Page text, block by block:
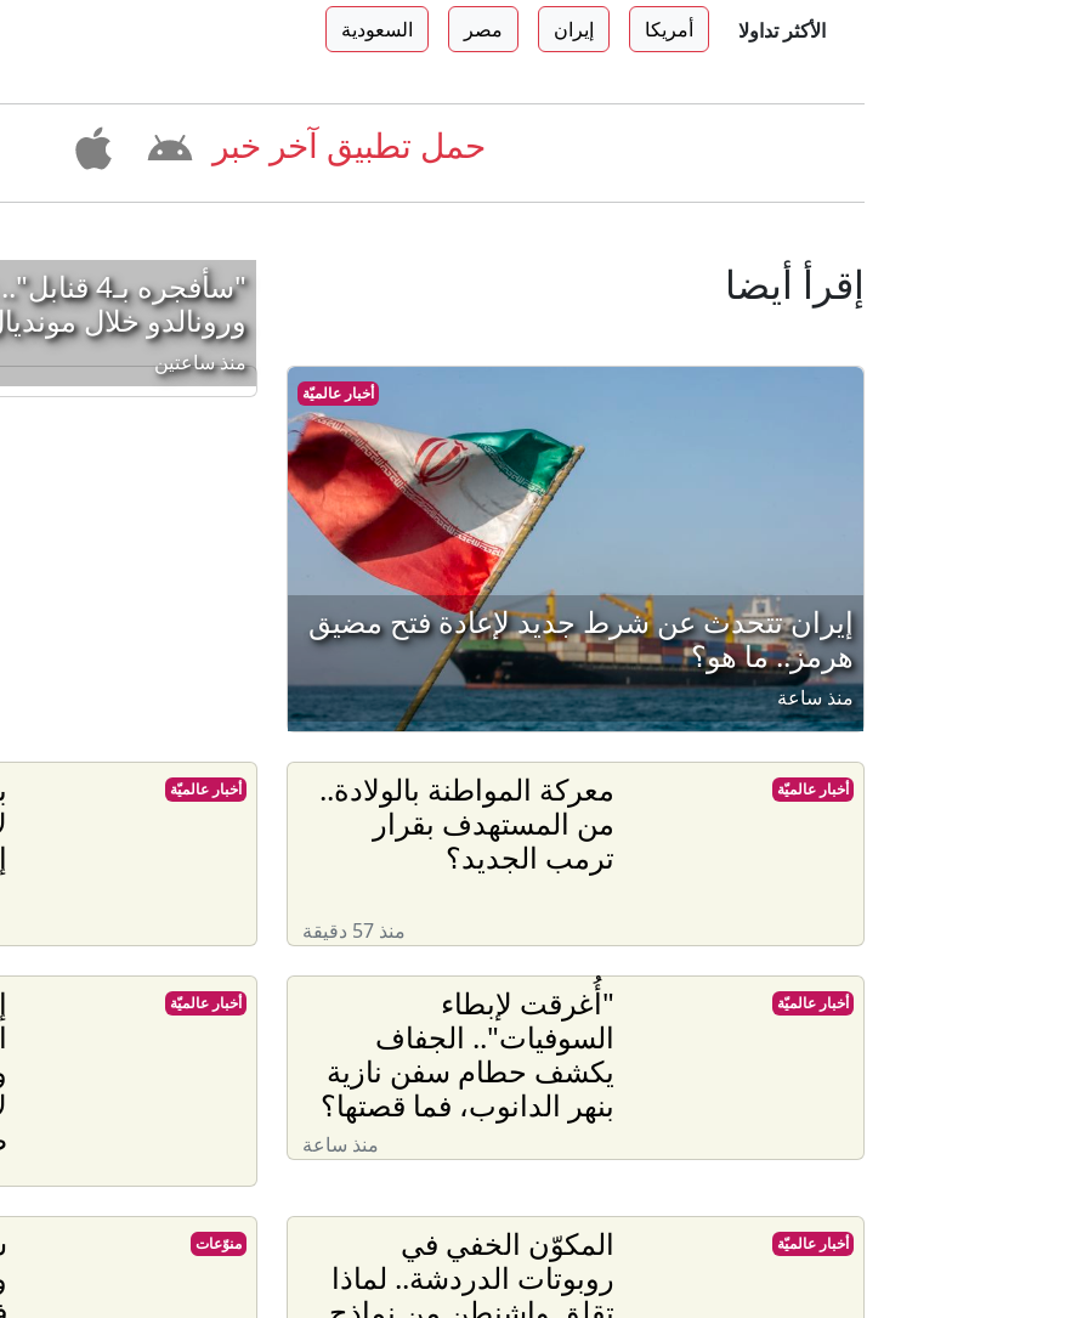
الأكثر تداولا أمريكا إيران مصر السعودية
حمل تطبيق آخر خبر
إقرأ أيضا
أخبار عالميّة
إيران تتحدث عن شرط جديد لإعادة فتح مضيق
هرمز.. ما هو؟
منذ ساعة
"سأفجره
ورونالدو خلال مونديال
منذ ساعتين
معركة المواطنة بالولادة..
من المستهدف بقرار
ترمب الجديد؟
منذ 57 دقيقة
أخبار عالميّة أخبار عالميّة
"أُغرقت لإبطاء
السوفيات".. الجفاف
يكشف حطام سفن نازية
بنهر الدانوب، فما قصتها؟
منذ ساعة
أخبار عالميّة أخبار عالميّة
المكوّن الخفي في
روبوتات الدردشة.. لماذا
أخبار عالميّة منوّعات